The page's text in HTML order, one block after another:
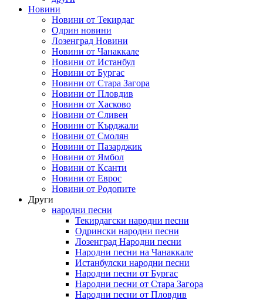
Новини
Новини от Текирдаг
Одрин новини
Лозенград Новини
Новини от Чанаккале
Новини от Истанбул
Новини от Бургас
Новини от Стара Загора
Новини от Пловдив
Новини от Хасково
Новини от Сливен
Новини от Кърджали
Новини от Смолян
Новини от Пазарджик
Новини от Ямбол
Новини от Ксанти
Новини от Еврос
Новини от Родопите
Други
народни песни
Текирдагски народни песни
Одрински народни песни
Лозенград Народни песни
Народни песни на Чанаккале
Истанбулски народни песни
Народни песни от Бургас
Народни песни от Стара Загора
Народни песни от Пловдив